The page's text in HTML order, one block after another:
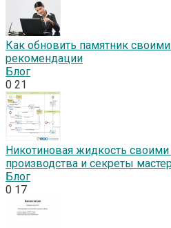
Как обновить памятник
рекомендации
Блог
0 21
Никотиновая жидкость
производства и секреты
Блог
0 17